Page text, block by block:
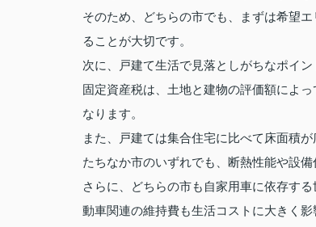
そのため、どちらの市でも、まずは希望
ることが大切です。
次に、戸建て生活で見落としがちなポイ
固定資産税は、土地と建物の評価額によ
なります。
また、戸建ては集合住宅に比べて床面積
たちなか市のいずれでも、断熱性能や設
さらに、どちらの市も自家用車に依存す
動車関連の維持費も生活コストに大きく影